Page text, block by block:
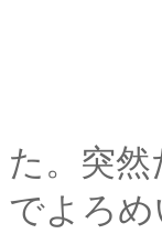
「お
「あ
操は
た。突
でよろ